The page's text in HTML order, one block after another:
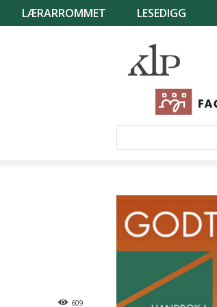
LÆRARROMMET LESEDIGG
609